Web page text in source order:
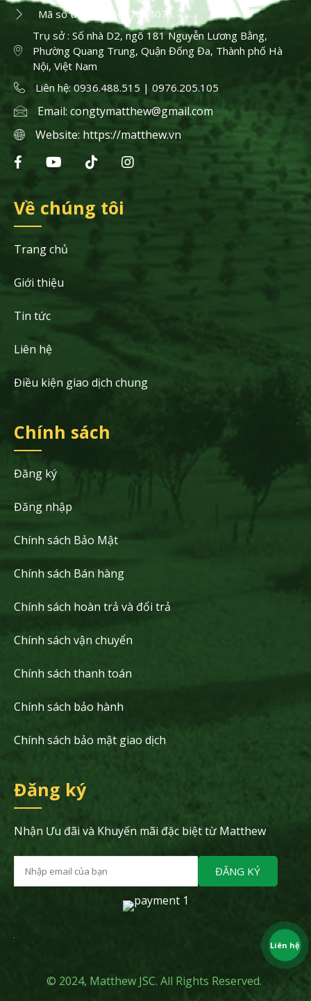
Mã số thuế : 036087000073
Trụ sở : Số nhà D2, ngõ 181 Nguyễn Lương Bằng,
Phường Quang Trung, Quận Đống Đa, Thành phố Hà
Nội, Việt Nam
Liên hệ: 0936.488.515 | 0976.205.105
Email: congtymatthew@gmail.com
Website: https://matthew.vn
Về chúng tôi
Trang chủ
Giới thiệu
Tin tức
Liên hệ
Điều kiện giao dịch chung
Chính sách
Đăng ký
Đăng nhập
Chính sách Bảo Mật
Chính sách Bán hàng
Chính sách hoàn trả và đổi trả
Chính sách vận chuyển
Chính sách thanh toán
Chính sách bảo hành
Chính sách bảo mật giao dịch
Đăng ký
Nhận Ưu đãi và Khuyến mãi đặc biệt từ Matthew
ĐĂNG KÝ
© 2024, Matthew JSC. All Rights Reserved.
Liên hệ